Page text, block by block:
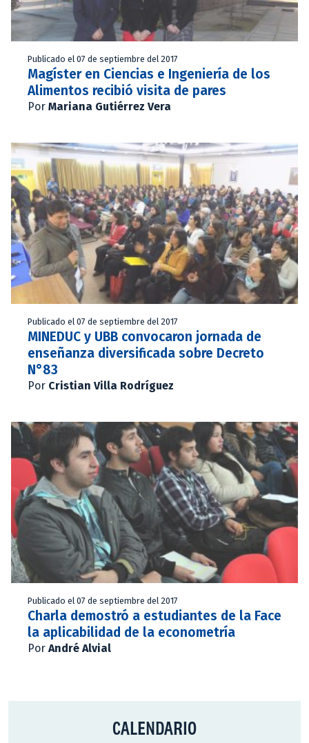
Publicado el 07 de septiembre del 2017
Magíster en Ciencias e Ingeniería de los
Alimentos recibió visita de pares
Por Mariana Gutiérrez Vera
Publicado el 07 de septiembre del 2017
MINEDUC y UBB convocaron jornada de
enseñanza diversificada sobre Decreto
N°83
Por Cristian Villa Rodríguez
Publicado el 07 de septiembre del 2017
Charla demostró a estudiantes de la Face
la aplicabilidad de la econometría
Por André Alvial
CALENDARIO